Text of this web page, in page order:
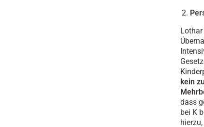
kein
dass
bei K